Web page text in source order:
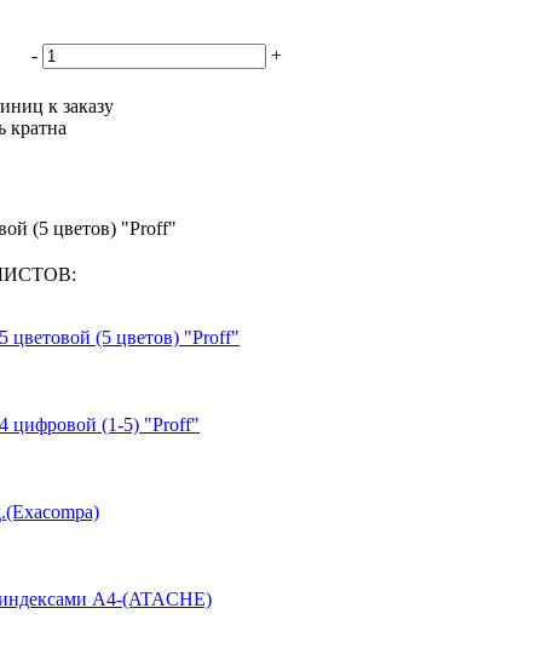
- +
к заказу
кратна
(5 цветов) "Proff"
цветовой (5 цветов) "Proff"
цифровой (1-5) "Proff"
индексами А4-(ATACHE)